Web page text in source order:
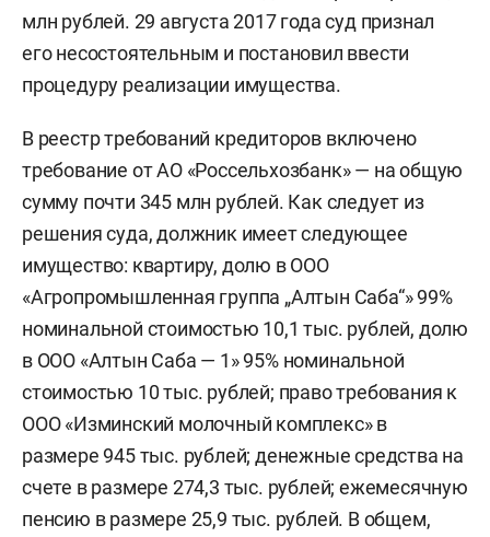
млн рублей. 29 августа 2017 года суд признал
его несостоятельным и постановил ввести
процедуру реализации имущества.
В реестр требований кредиторов включено
требование от АО «Россельхозбанк» — на общую
сумму почти 345 млн рублей. Как следует из
решения суда, должник имеет следующее
имущество: квартиру, долю в ООО
«Агропромышленная группа „Алтын Саба“» 99%
номинальной стоимостью 10,1 тыс. рублей, долю
в ООО «Алтын Саба — 1» 95% номинальной
стоимостью 10 тыс. рублей; право требования к
ООО «Изминский молочный комплекс» в
размере 945 тыс. рублей; денежные средства на
счете в размере 274,3 тыс. рублей; ежемесячную
пенсию в размере 25,9 тыс. рублей. В общем,